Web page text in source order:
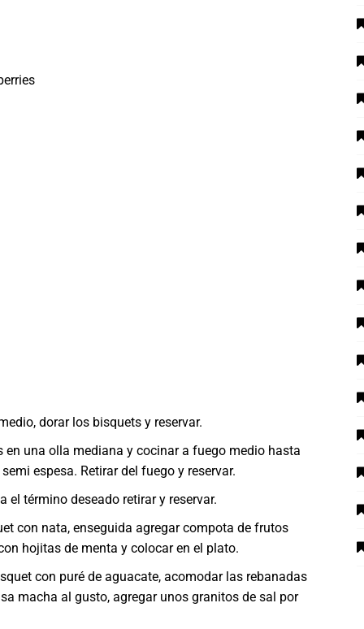
dorar los bisquets y reservar.
una olla mediana y cocinar a fuego medio hasta
espesa. Retirar del fuego y reservar.
el término deseado retirar y reservar.
con nata, enseguida agregar compota de frutos
hojitas de menta y colocar en el plato.
con puré de aguacate, acomodar las rebanadas
macha al gusto, agregar unos granitos de sal por